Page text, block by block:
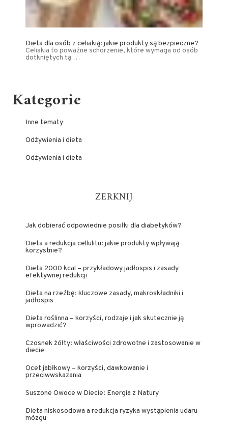
Dieta dla osób z celiakią: jakie produkty są bezpieczne?
Celiakia to poważne schorzenie, które wymaga od osób
dotkniętych tą …
Kategorie
Inne tematy
Odżywienia i dieta
Odżywienia i dieta
ZERKNIJ
Jak dobierać odpowiednie posiłki dla diabetyków?
Dieta a redukcja cellulitu: jakie produkty wpływają
korzystnie?
Dieta 2000 kcal – przykładowy jadłospis i zasady
efektywnej redukcji
Dieta na rzeźbę: kluczowe zasady, makroskładniki i
jadłospis
Dieta roślinna – korzyści, rodzaje i jak skutecznie ją
wprowadzić?
Czosnek żółty: właściwości zdrowotne i zastosowanie w
diecie
Ocet jabłkowy – korzyści, dawkowanie i
przeciwwskazania
Suszone Owoce w Diecie: Energia z Natury
Dieta niskosodowa a redukcja ryzyka wystąpienia udaru
mózgu